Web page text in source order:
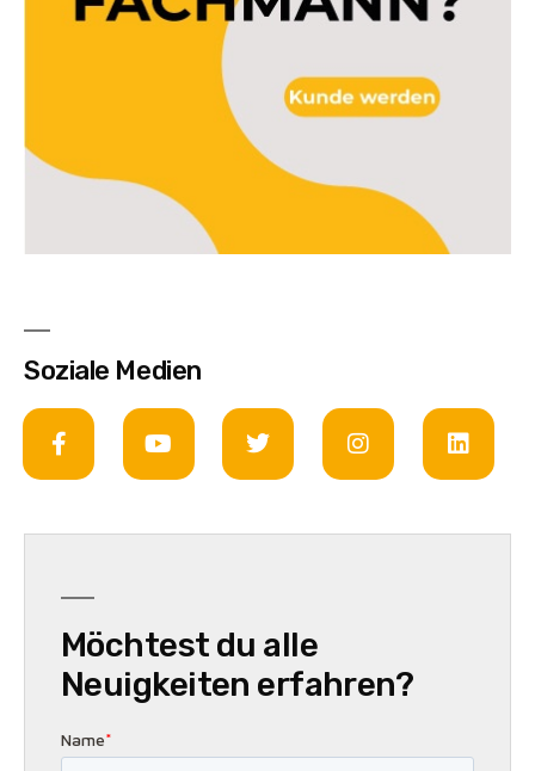
Soziale Medien
Möchtest du alle
Neuigkeiten erfahren?